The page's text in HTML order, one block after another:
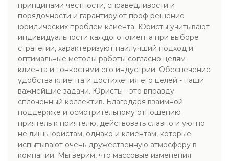
принципами честности, справедливости и
порядочности и гарантируют проф решение
юридических проблем клиента. Юристы учитывают
индивидуальности каждого клиента при выборе
стратегии, характеризуют наилучший подход и
оптимальные методы работы согласно целям
клиента и тонкостями его индустрии. Обеспечение
удобства клиента и достижения его целей - наши
важнейшие задачи. Юристы - это вправду
сплоченный коллектив. Благодаря взаимной
поддержке и осмотрительному отношению
приятель к приятелю, действовать славно и уютно
не лишь юристам, однако и клиентам, которые
испытывают очень дружественную атмосферу в
компании. Мы верим, что массовые изменения